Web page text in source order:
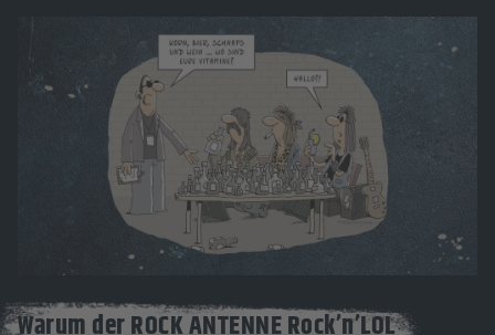
Warum der ROCK ANTENNE Rock’n’LOL